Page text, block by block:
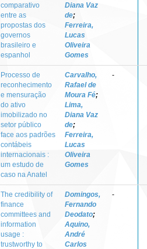
comparativo
entre as
propostas dos
governos
brasileiro e
espanhol
Diana Vaz
de;
Ferreira,
Lucas
Oliveira
Gomes
Processo de
reconhecimento
e mensuração
do ativo
imobilizado no
setor público
face aos padrões
contábeis
internacionais :
um estudo de
caso na Anatel
Carvalho,
Rafael de
Moura Fé;
Lima,
Diana Vaz
de;
Ferreira,
Lucas
Oliveira
Gomes
-
The credibility of
finance
committees and
information
usage :
trustworthy to
Domingos,
Fernando
Deodato;
Aquino,
André
Carlos
-